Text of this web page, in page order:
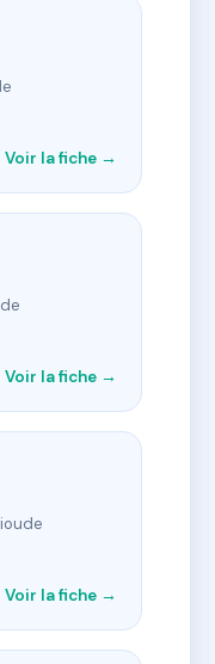
Voir la fiche →
Voir la fiche →
Voir la fiche →